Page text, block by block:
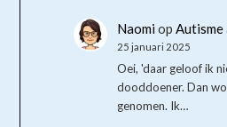
Naomiop
25 januari 2025
Oei, 'daar geloof ik
dooddoener. Dan
genomen. Ik…